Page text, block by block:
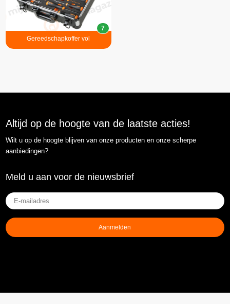
Gereedschapkoffer vol
7
Altijd op de hoogte van de laatste acties!
Wilt u op de hoogte blijven van onze producten en onze scherpe
aanbiedingen?
Meld u aan voor de nieuwsbrief
E-
mailadres(Vereist)
Aanmelden